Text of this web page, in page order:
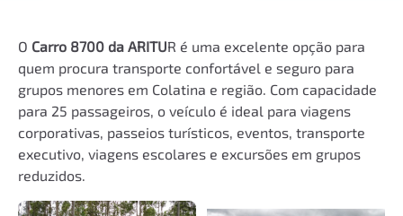
O Carro 8700 da ARITUR é uma excelente opção para
quem procura transporte confortável e seguro para
grupos menores em Colatina e região. Com capacidade
para 25 passageiros, o veículo é ideal para viagens
corporativas, passeios turísticos, eventos, transporte
executivo, viagens escolares e excursões em grupos
reduzidos.